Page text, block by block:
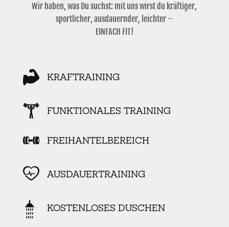
Wir haben, was Du suchst: mit uns wirst du kräftiger,
sportlicher, ausdauernder, leichter –
EINFACH FIT!
KRAFTRAINING
FUNKTIONALES TRAINING
FREIHANTELBEREICH
AUSDAUERTRAINING
KOSTENLOSES DUSCHEN